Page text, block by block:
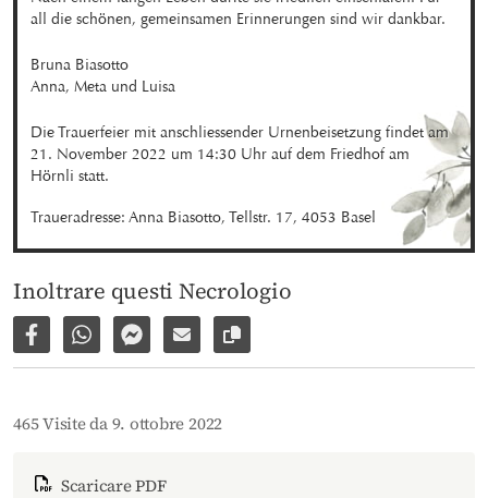
all die schönen, gemeinsamen Erinnerungen sind wir dankbar.
Bruna Biasotto
Anna, Meta und Luisa
Die Trauerfeier mit anschliessender Urnenbeisetzung findet am
21. November 2022 um 14:30 Uhr auf dem Friedhof am
Hörnli statt.
Traueradresse: Anna Biasotto, Tellstr. 17, 4053 Basel
Inoltrare questi Necrologio
Condividi su Facebook
Condividi su WhatsApp
Inviare per Facebook Messenger
Inviare per email
Copia il link alla pagina
465 Visite da 9. ottobre 2022
Scaricare PDF